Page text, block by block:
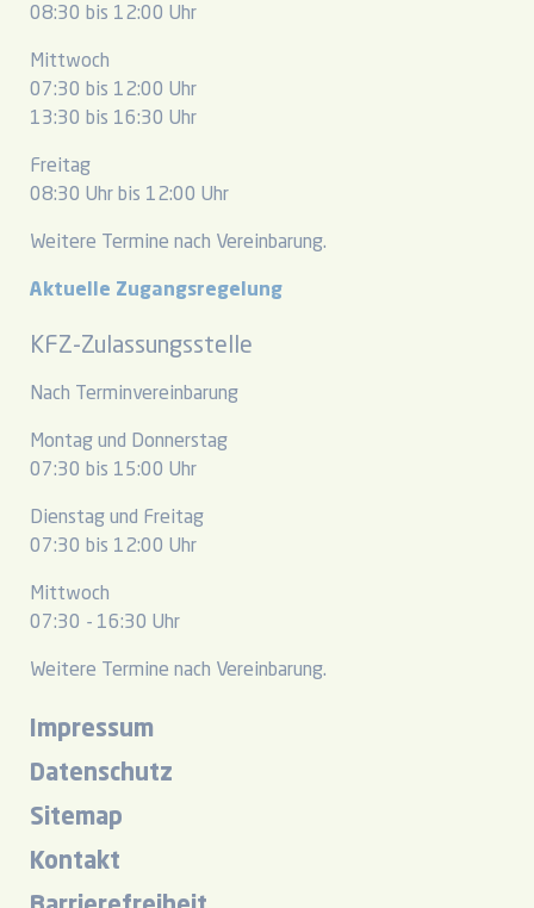
08:30 bis 12:00 Uhr
Mittwoch
07:30 bis 12:00 Uhr
13:30 bis 16:30 Uhr
Freitag
08:30 Uhr bis 12:00 Uhr
Weitere Termine nach Vereinbarung.
Aktuelle Zugangsregelung
KFZ-Zulassungsstelle
Nach Terminvereinbarung
Montag und Donnerstag
07:30 bis 15:00 Uhr
Dienstag und Freitag
07:30 bis 12:00 Uhr
Mittwoch
07:30 - 16:30 Uhr
Weitere Termine nach Vereinbarung.
Impressum
Datenschutz
Sitemap
Kontakt